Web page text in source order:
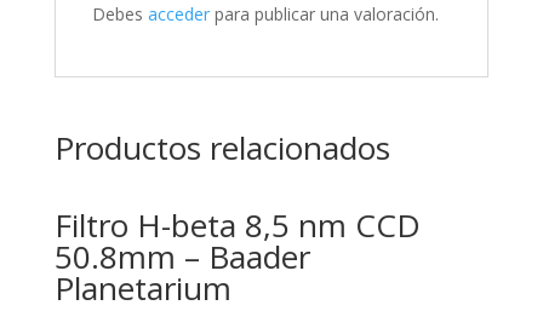
Debes accederpara publicar una valoración.
Productos relacionados
Filtro H-beta 8,5 nm CCD
50.8mm – Baader
Planetarium